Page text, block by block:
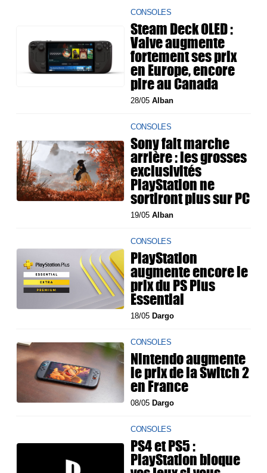
CONSOLES
Steam Deck OLED :
Valve augmente
fortement ses prix
en Europe, encore
pire au Canada
28/05Alban
CONSOLES
Sony fait marche
arrière : les grosses
exclusivités
PlayStation ne
sortiront plus sur PC
19/05Alban
CONSOLES
PlayStation
augmente encore le
prix du PS Plus
Essential
18/05 Dargo
CONSOLES
Nintendo augmente
le prix de la Switch 2
en France
08/05 Dargo
CONSOLES
PS4 et PS5 :
PlayStation bloque